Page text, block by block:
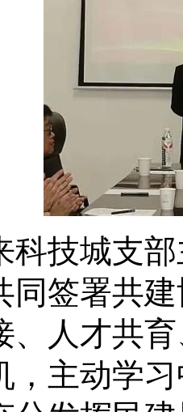
城支部
同签署共
、人才共
，主动学